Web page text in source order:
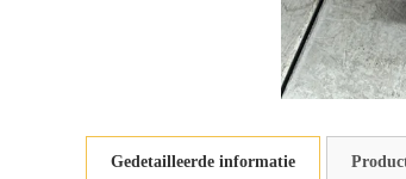
Gedetailleerde informatie